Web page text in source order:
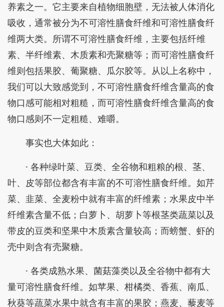
养素之一。它主要来自植物细胞壁，无法被人体消化
吸收，通常被分为不可溶性膳食纤维和可溶性膳食纤
维两大类。所谓不可溶性膳食纤维，主要包括纤维
素、半纤维素、木质素和壳聚糖等；而可溶性膳食纤
维则包括果胶、葡聚糖、瓜尔胶等。从以上名称中，
我们可以大致感觉到，不可溶性膳食纤维含量高的食
物口感可能相对粗糙，而可溶性膳食纤维含量高的食
物口感则不一定粗糙、难嚼。
事实也大体如此：
· 各种绿叶菜、豆类、全谷物和粗粮的根、茎、
叶、皮等部位都含有丰富的不可溶性膳食纤维。如芹
菜、韭菜、全麦粉中就有丰富的纤维素；水果皮中半
纤维素含量不低；白萝卜、胡萝卜等根茎类蔬菜以及
带皮的豆类和坚果中木质素含量较高；而螃蟹、虾的
壳中则含有壳聚糖。
· 各类成熟水果、菌菇藻类以及全谷物中都有大
量可溶性膳食纤维。如苹果、柑橘类、香蕉、南瓜、
秋葵等蔬菜水果中就含有丰富的果胶；燕麦、藜麦等